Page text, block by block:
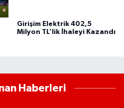
Girişim Elektrik 402,5
Milyon TL’lik İhaleyi Kazandı
Haberleri